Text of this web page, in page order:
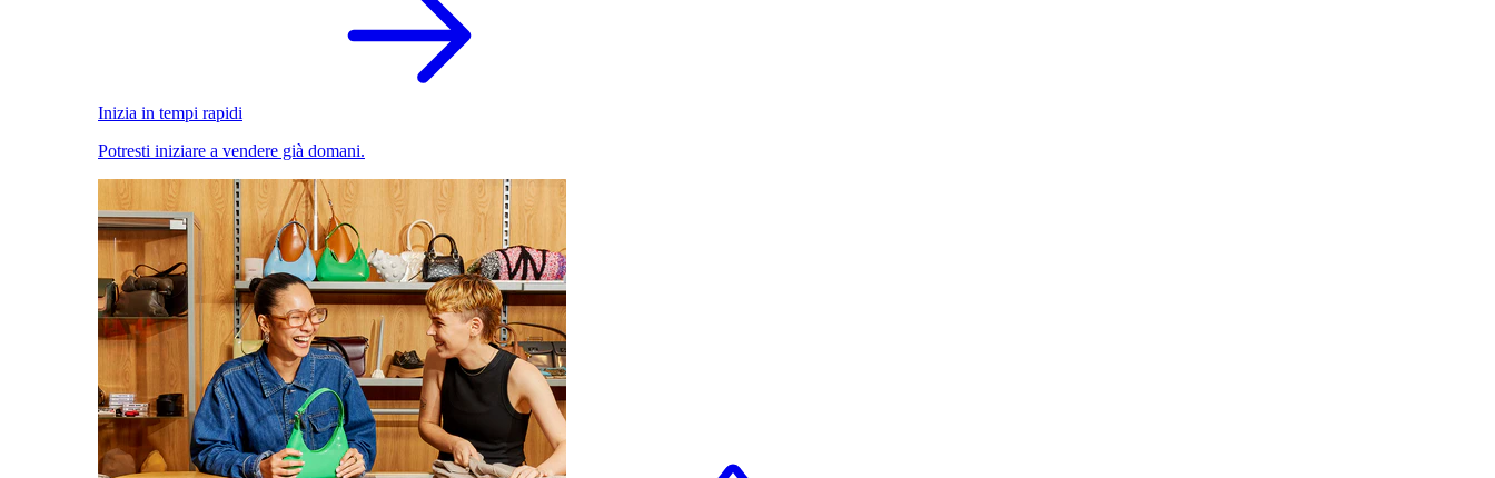
Inizia in tempi rapidi
Potresti iniziare a vendere già domani.